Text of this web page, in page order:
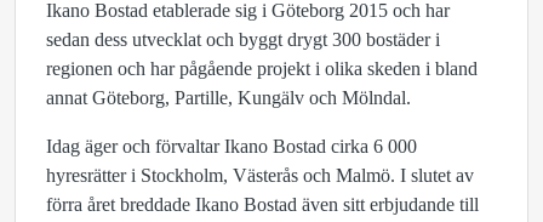
Ikano Bostad etablerade sig i Göteborg 2015 och har
sedan dess utvecklat och byggt drygt 300 bostäder i
regionen och har pågående projekt i olika skeden i bland
annat Göteborg, Partille, Kungälv och Mölndal.
Idag äger och förvaltar Ikano Bostad cirka 6 000
hyresrätter i Stockholm, Västerås och Malmö. I slutet av
förra året breddade Ikano Bostad även sitt erbjudande till